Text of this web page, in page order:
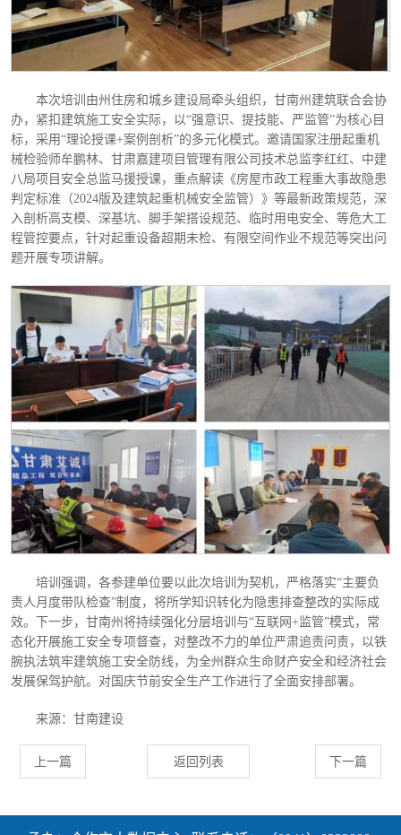
本次培训由州住房和城乡建设局牵头组织，甘南州建筑联合会协
办，紧扣建筑施工安全实际，以“强意识、提技能、严监管”为核心目
标，采用“理论授课+案例剖析”的多元化模式。邀请国家注册起重机
械检验师牟鹏林、甘肃嘉建项目管理有限公司技术总监李红红、中建
八局项目安全总监马援授课，重点解读《房屋市政工程重大事故隐患
判定标准（2024版及建筑起重机械安全监管）》等最新政策规范，深
入剖析高支模、深基坑、脚手架搭设规范、临时用电安全、等危大工
程管控要点，针对起重设备超期未检、有限空间作业不规范等突出问
题开展专项讲解。
培训强调，各参建单位要以此次培训为契机，严格落实“主要负
责人月度带队检查”制度，将所学知识转化为隐患排查整改的实际成
效。下一步，甘南州将持续强化分层培训与“互联网+监管”模式，常
态化开展施工安全专项督查，对整改不力的单位严肃追责问责，以铁
腕执法筑牢建筑施工安全防线，为全州群众生命财产安全和经济社会
发展保驾护航。对国庆节前安全生产工作进行了全面安排部署。
来源：甘南建设
上一篇 返回列表 下一篇